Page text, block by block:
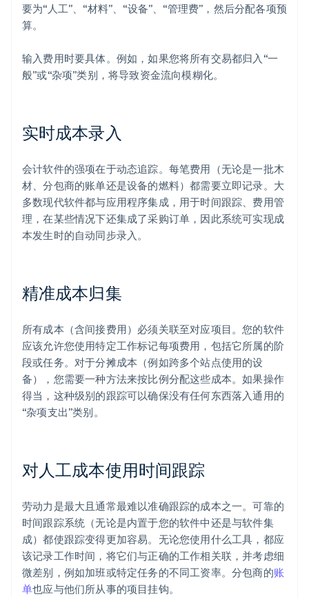
要为“人工”、“材料”、“设备”、“管理费”，然后分配各项预
算。
输入费用时要具体。例如，如果您将所有交易都归入“一
般”或“杂项”类别，将导致资金流向模糊化。
实时成本录入
会计软件的强项在于动态追踪。每笔费用（无论是一批木
材、分包商的账单还是设备的燃料）都需要立即记录。大
多数现代软件都与应用程序集成，用于时间跟踪、费用管
理，在某些情况下还集成了采购订单，因此系统可实现成
本发生时的自动同步录入。
精准成本归集
所有成本（含间接费用）必须关联至对应项目。您的软件
应该允许您使用特定工作标记每项费用，包括它所属的阶
段或任务。对于分摊成本（例如跨多个站点使用的设
备），您需要一种方法来按比例分配这些成本。如果操作
得当，这种级别的跟踪可以确保没有任何东西落入通用的
“杂项支出”类别。
对人工成本使用时间跟踪
劳动力是最大且通常最难以准确跟踪的成本之一。可靠的
时间跟踪系统（无论是内置于您的软件中还是与软件集
成）都使跟踪变得更加容易。无论您使用什么工具，都应
该记录工作时间，将它们与正确的工作相关联，并考虑细
微差别，例如加班或特定任务的不同工资率。分包商的账
单也应与他们所从事的项目挂钩。